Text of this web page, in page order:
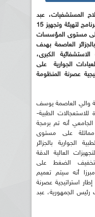
المستشفيات، عبد
الرحمان بن بوزيد ،هذا السبت، عن برنامج لتهيئة وتجهيز 15
مستوى المؤسسات
العاصمة بهدف
الكبرى،
الجوارية على
عصرنة المنظومة
والي العاصمة يوسف
للاستعجالات الطبية-
أنه تم برمجة
مماثلة على مستوى
الجوارية بالجزائر
العالية الدقة
الضغط على
أنه سيتم تعميم
استراتيجية عصرنة
رئيس الجمهورية، عبد